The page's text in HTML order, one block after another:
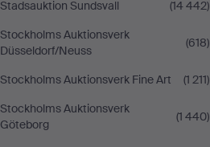
Stadsauktion Sundsvall
(14 442)
Stockholms Auktionsverk
Düsseldorf/Neuss
(618)
Stockholms Auktionsverk Fine Art
(1 211)
Stockholms Auktionsverk
Göteborg
(1 440)